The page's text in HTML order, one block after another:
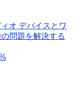
オ デバイスとワ
問題を解決する